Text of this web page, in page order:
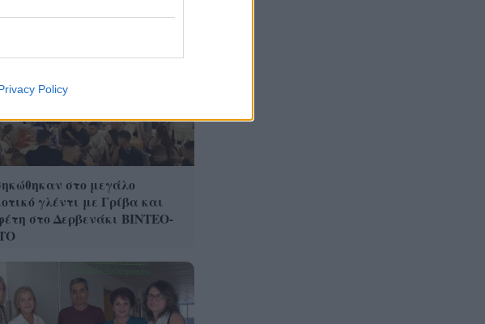
Policy
στο μεγάλο
γλέντι με Γρίβα και
στο Δερβενάκι ΒΙΝΤΕΟ-